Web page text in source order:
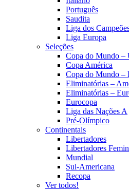
Português
Saudita
Liga dos
Liga Europa
Seleções
Copa do Mundo –
Copa América
Copa do Mundo –
Eliminatórias –
Eliminatórias –
Eurocopa
Liga das Nações A
Pré-Olímpico
Continentais
Libertadores
Libertadores
Mundial
Sul-Americana
Recopa
Ver todos!